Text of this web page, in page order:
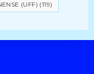
(UFF) (119)